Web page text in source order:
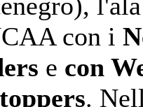
con i
e con
.